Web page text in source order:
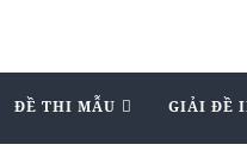
ĐỀ THI MẪU GIẢI ĐỀ